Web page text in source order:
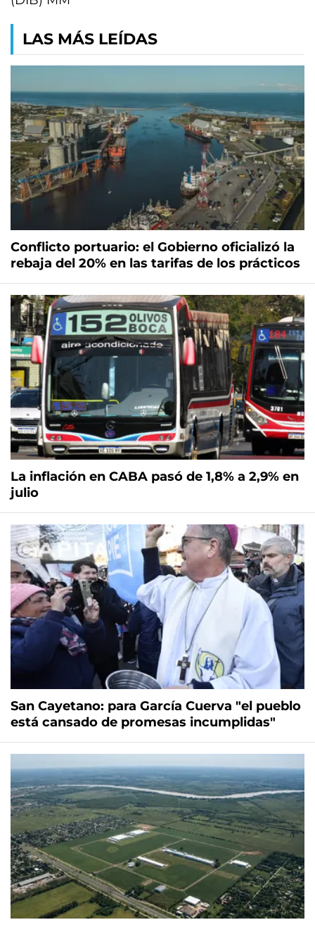
LAS MÁS LEÍDAS
Conflicto portuario: el Gobierno oficializó la
rebaja del 20% en las tarifas de los prácticos
La inflación en CABA pasó de 1,8% a 2,9% en
julio
San Cayetano: para García Cuerva "el pueblo
está cansado de promesas incumplidas"